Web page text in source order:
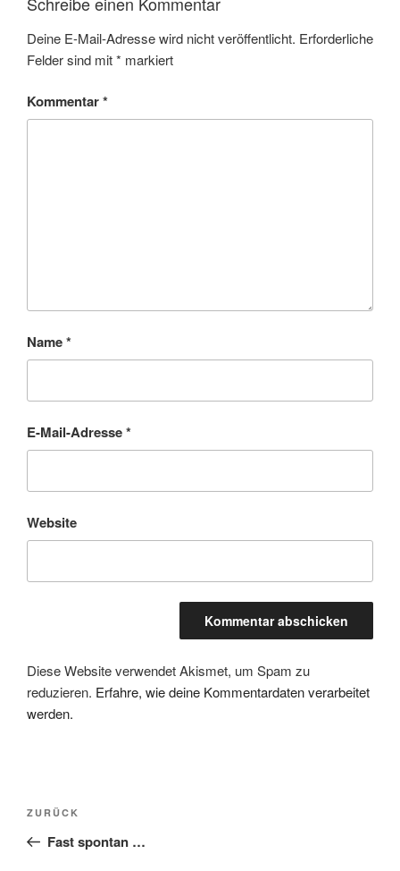
Deine E-Mail-Adresse wird nicht veröffentlicht. Erforderliche
Felder sind mit* markiert
Kommentar*
Name*
E-Mail-Adresse*
Website
Diese Website verwendet Akismet, um Spam zu
reduzieren. Erfahre, wie deine Kommentardaten verarbeitet
werden.
Beitragsnavigation
Vorheriger
Beitrag
ZURÜCK
Fast spontan …